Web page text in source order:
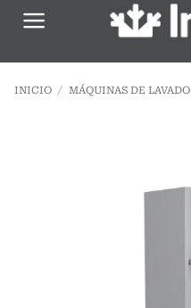
Saltar
INICIO / MÁQUINAS DE LAVADO